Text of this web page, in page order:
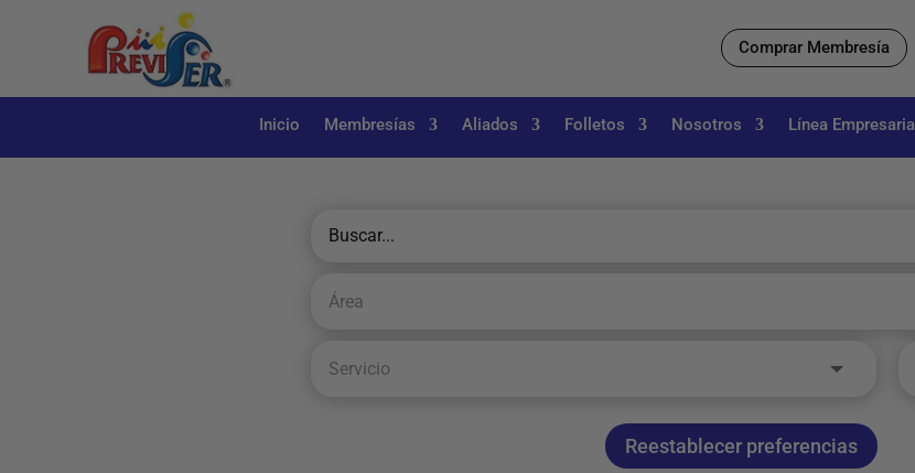
Comprar Membresía
Inicio Membresías Aliados Folletos Nosotros Línea Empresarial
Reestablecer preferencias